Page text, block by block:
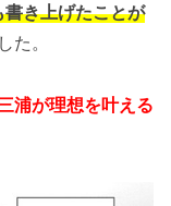
き上げたことが
た。
浦が理想を叶える